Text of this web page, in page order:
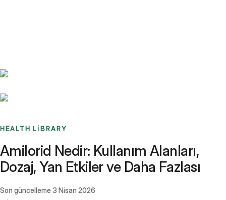
HEALTH LIBRARY
Amilorid Nedir: Kullanım Alanları,
Dozaj, Yan Etkiler ve Daha Fazlası
Son güncelleme 3 Nisan 2026